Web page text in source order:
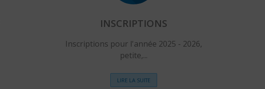
INSCRIPTIONS
Inscriptions pour l'année 2025 - 2026,
petite,...
LIRE LA SUITE